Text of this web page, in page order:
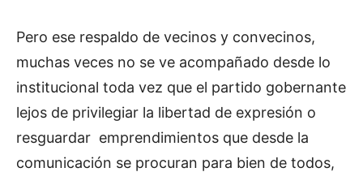
Pero ese respaldo de vecinos y convecinos,
muchas veces no se ve acompañado desde lo
institucional toda vez que el partido gobernante
lejos de privilegiar la libertad de expresión o
resguardar emprendimientos que desde la
comunicación se procuran para bien de todos,